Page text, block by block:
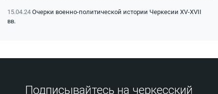
15.04.24 Очерки военно-политической истории Черкесии XV-XVII
вв.
Подписывайтесь на черкесский